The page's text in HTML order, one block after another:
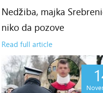
Nedžiba, majka
niko da pozove
Read full article